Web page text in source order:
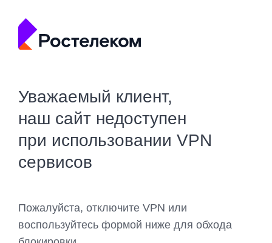
Уважаемый клиент,
наш сайт недоступен
при использовании VPN
сервисов
Пожалуйста, отключите VPN или
воспользуйтесь формой ниже для обхода